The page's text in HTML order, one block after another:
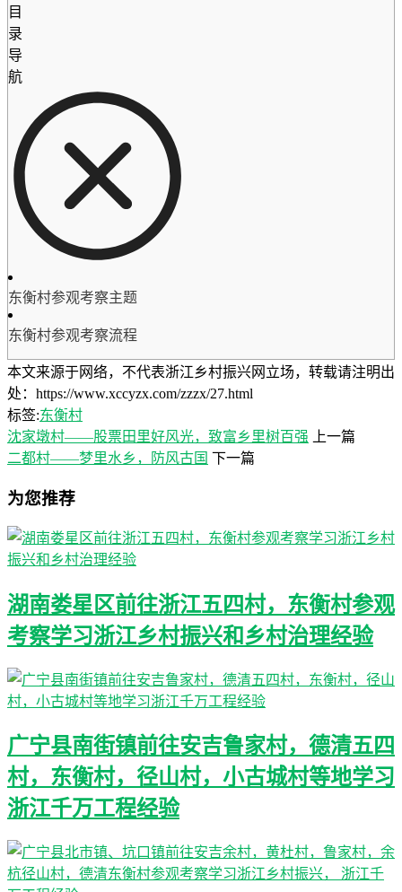
目
录
导
航
东衡村参观考察主题
东衡村参观考察流程
本文来源于网络，不代表浙江乡村振兴网立场，转载请注明出
处：https://www.xccyzx.com/zzzx/27.html
标签:东衡村
沈家墩村——股票田里好风光，致富乡里树百强
上一篇
二都村——梦里水乡，防风古国 下一篇
为您推荐
湖南娄星区前往浙江五四村，东衡村参观
考察学习浙江乡村振兴和乡村治理经验
广宁县南街镇前往安吉鲁家村，德清五四
村，东衡村，径山村，小古城村等地学习
浙江千万工程经验